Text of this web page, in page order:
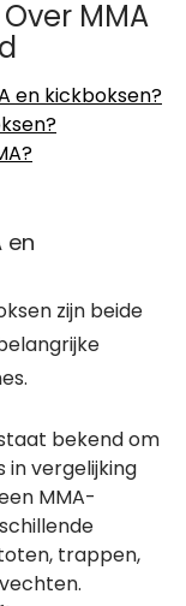
MMA
en kickboksen?
en
zijn beide
bekend om
in vergelijking
MMA-
trappen,